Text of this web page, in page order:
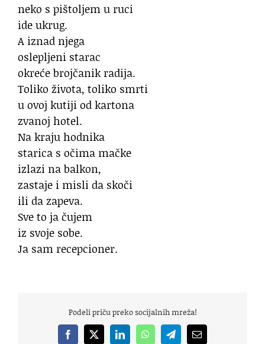
neko s pištoljem u ruci
ide ukrug.
A iznad njega
oslepljeni starac
okreće brojčanik radija.
Toliko života, toliko smrti
u ovoj kutiji od kartona
zvanoj hotel.
Na kraju hodnika
starica s očima mačke
izlazi na balkon,
zastaje i misli da skoči
ili da zapeva.
Sve to ja čujem
iz svoje sobe.
Ja sam recepcioner.
Podeli priču preko socijalnih mreža!
Facebook
X LinkedInWhatsAppTelegramEmail